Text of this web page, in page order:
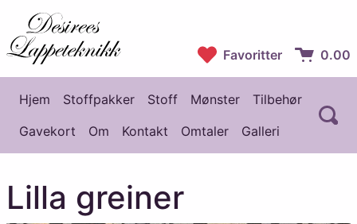
Desirees Lappeteknikk
Favoritter 0.00
Hovedmeny
Hjem Stoffpakker Stoff Mønster
Tilbehør
Gavekort
Om Kontakt Omtaler Galleri
Lilla greiner